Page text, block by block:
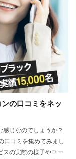
の口コミをネッ
じなのでしょうか？
口コミを集めてみまし
スの実際の様子やユー